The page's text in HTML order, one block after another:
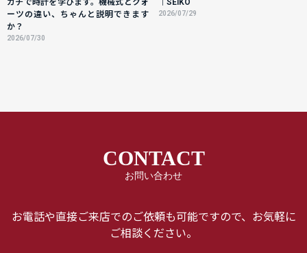
ーツの違い、ちゃんと説明できます
か？
2026/07/30
2026/07/29
CONTACT
お問い合わせ
お電話や直接ご来店でのご依頼も可能ですので、お気軽に
ご相談ください。